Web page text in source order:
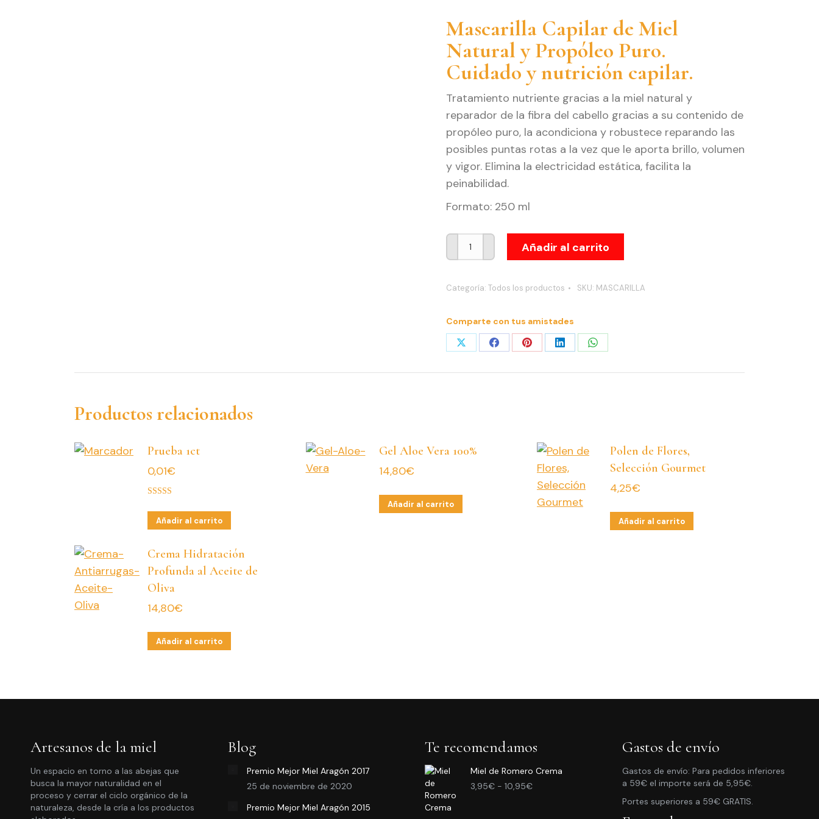
Mascarilla Capilar de Miel
Natural y Propóleo Puro.
Cuidado y nutrición capilar.
Tratamiento nutriente gracias a la miel natural y
reparador de la fibra del cabello gracias a su contenido de
propóleo puro, la acondiciona y robustece reparando las
posibles puntas rotas a la vez que le aporta brillo, volumen
y vigor. Elimina la electricidad estática, facilita la
peinabilidad.
Formato: 250 ml
Mascarilla
Capilar
Propóleo
y
Miel
cantidad
Añadir al carrito
Categoría: Todos los productos SKU: MASCARILLA
Comparte con tus amistades
Share Share Share Share Share
Productos relacionados
Prueba 1ct
0,01€
5.00de 5
Añadir al carrito
Gel Aloe Vera 100%
14,80€
Añadir al carrito
Polen de Flores,
Selección Gourmet
4,25€
Añadir al carrito
Crema Hidratación
Profunda al Aceite de
Oliva
14,80€
Añadir al carrito
Artesanos de la miel
Un espacio en torno a las abejas que
busca la mayor naturalidad en el
proceso y cerrar el ciclo orgánico de la
naturaleza, desde la cría a los productos
Blog
Premio Mejor Miel Aragón 2017
25 de noviembre de 2020
Premio Mejor Miel Aragón 2015
Te recomendamos
Miel de Romero Crema
3,95€ - 10,95€Rango
Gastos de envío
Gastos de envío: Para pedidos inferiores
a 59€ el importe será de 5,95€.
Portes superiores a 59€ GRATIS.